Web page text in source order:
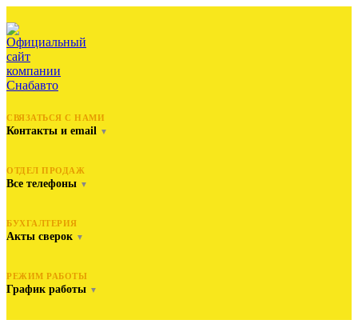
СВЯЗАТЬСЯ С НАМИ
Контакты и email ▼
ОТДЕЛ ПРОДАЖ
Все телефоны ▼
БУХГАЛТЕРИЯ
Акты сверок ▼
РЕЖИМ РАБОТЫ
График работы ▼